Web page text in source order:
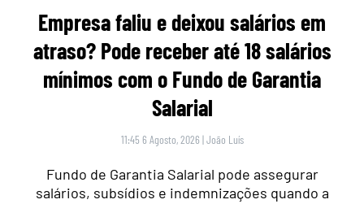
Empresa faliu e deixou salários em
atraso? Pode receber até 18 salários
mínimos com o Fundo de Garantia
Salarial
11:45 6 Agosto, 2026 |João Luís
Fundo de Garantia Salarial pode assegurar
salários, subsídios e indemnizações quando a